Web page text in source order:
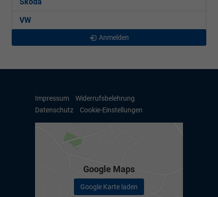
VW
Anmelden
Impressum
Widerrufsbelehrung
Datenschutz
Cookie-Einstellungen
Google Maps
Google Karte laden